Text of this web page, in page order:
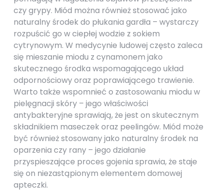
czy grypy. Miód można również stosować jako
naturalny środek do płukania gardła – wystarczy
rozpuścić go w ciepłej wodzie z sokiem
cytrynowym. W medycynie ludowej często zaleca
się mieszanie miodu z cynamonem jako
skutecznego środka wspomagającego układ
odpornościowy oraz poprawiającego trawienie.
Warto także wspomnieć o zastosowaniu miodu w
pielęgnacji skóry – jego właściwości
antybakteryjne sprawiają, że jest on skutecznym
składnikiem maseczek oraz peelingów. Miód może
być również stosowany jako naturalny środek na
oparzenia czy rany – jego działanie
przyspieszające proces gojenia sprawia, że staje
się on niezastąpionym elementem domowej
apteczki.